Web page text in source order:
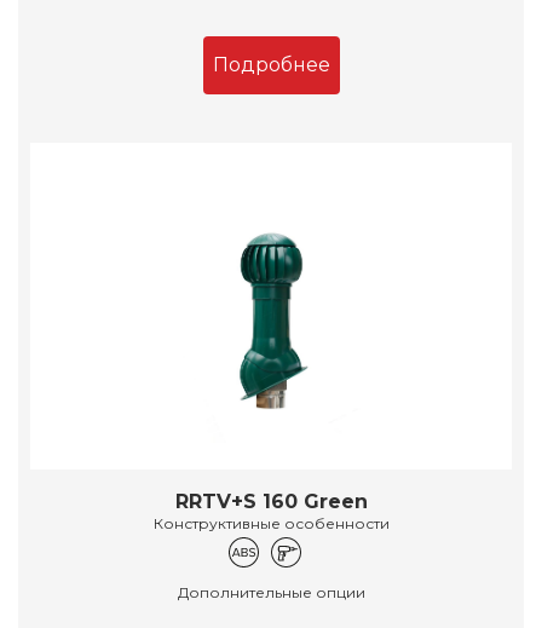
Подробнее
RRTV+S 160 Green
Конструктивные особенности
Дополнительные опции